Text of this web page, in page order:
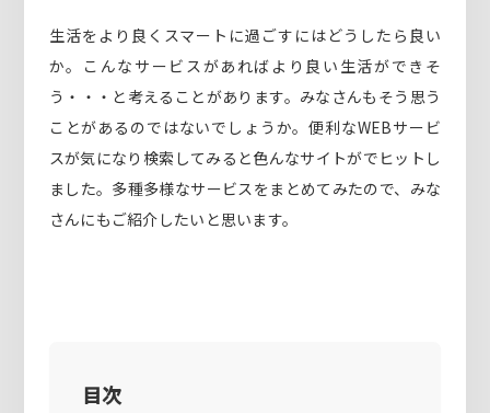
生活をより良くスマートに過ごすにはどうしたら良い
か。こんなサービスがあればより良い生活ができそ
う・・・と考えることがあります。みなさんもそう思う
ことがあるのではないでしょうか。便利なWEBサービ
スが気になり検索してみると色んなサイトがでヒットし
ました。多種多様なサービスをまとめてみたので、みな
さんにもご紹介したいと思います。
目次